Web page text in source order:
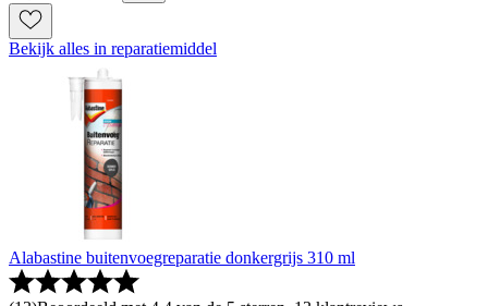
Bekijk alles in reparatiemiddel
Alabastine buitenvoegreparatie donkergrijs 310 ml